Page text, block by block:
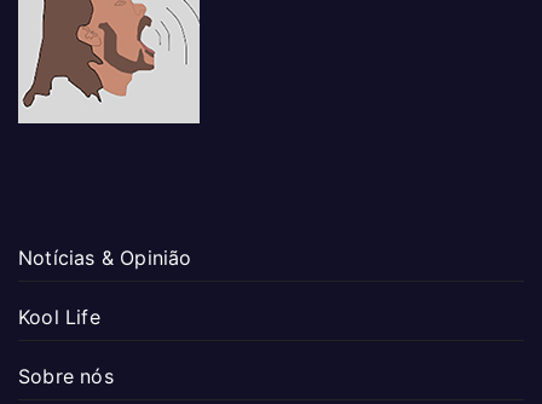
Notícias & Opinião
Kool Life
Sobre nós